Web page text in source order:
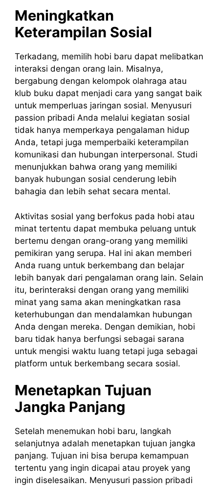
Meningkatkan
Keterampilan Sosial
Terkadang, memilih hobi baru dapat melibatkan
interaksi dengan orang lain. Misalnya,
bergabung dengan kelompok olahraga atau
klub buku dapat menjadi cara yang sangat baik
untuk memperluas jaringan sosial. Menyusuri
passion pribadi Anda melalui kegiatan sosial
tidak hanya memperkaya pengalaman hidup
Anda, tetapi juga memperbaiki keterampilan
komunikasi dan hubungan interpersonal. Studi
menunjukkan bahwa orang yang memiliki
banyak hubungan sosial cenderung lebih
bahagia dan lebih sehat secara mental.
Aktivitas sosial yang berfokus pada hobi atau
minat tertentu dapat membuka peluang untuk
bertemu dengan orang-orang yang memiliki
pemikiran yang serupa. Hal ini akan memberi
Anda ruang untuk berkembang dan belajar
lebih banyak dari pengalaman orang lain. Selain
itu, berinteraksi dengan orang yang memiliki
minat yang sama akan meningkatkan rasa
keterhubungan dan mendalamkan hubungan
Anda dengan mereka. Dengan demikian, hobi
baru tidak hanya berfungsi sebagai sarana
untuk mengisi waktu luang tetapi juga sebagai
platform untuk berkembang secara sosial.
Menetapkan Tujuan
Jangka Panjang
Setelah menemukan hobi baru, langkah
selanjutnya adalah menetapkan tujuan jangka
panjang. Tujuan ini bisa berupa kemampuan
tertentu yang ingin dicapai atau proyek yang
ingin diselesaikan. Menyusuri passion pribadi